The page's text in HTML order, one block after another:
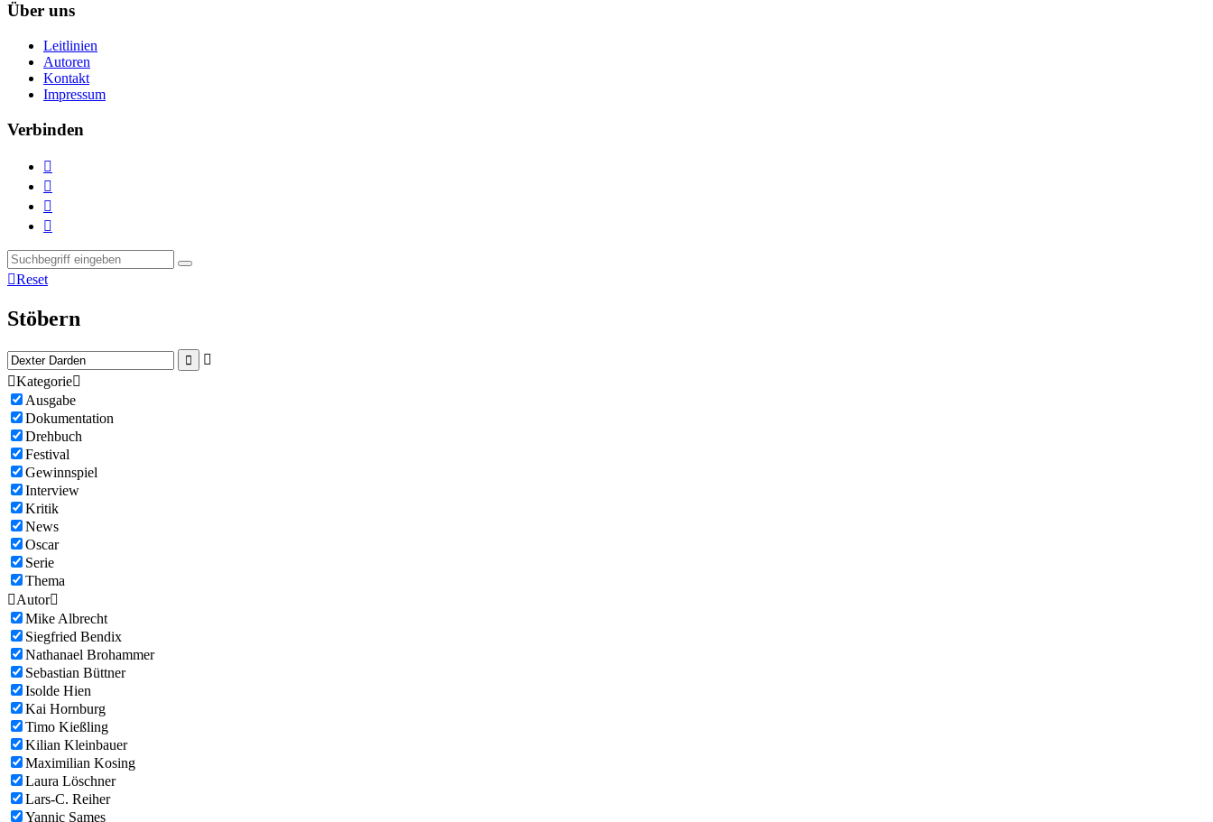
Über uns
Leitlinien
Autoren
Kontakt
Impressum
Verbinden




Reset
Stöbern


Kategorie
Ausgabe
Dokumentation
Drehbuch
Festival
Gewinnspiel
Interview
Kritik
News
Oscar
Serie
Thema
Autor
Mike Albrecht
Siegfried Bendix
Nathanael Brohammer
Sebastian Büttner
Isolde Hien
Kai Hornburg
Timo Kießling
Kilian Kleinbauer
Maximilian Kosing
Laura Löschner
Lars-C. Reiher
Yannic Sames